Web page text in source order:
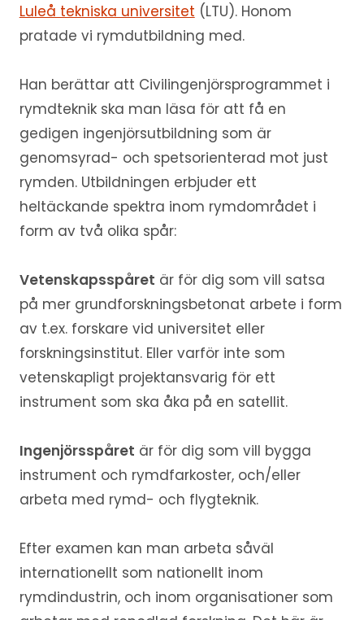
Luleå tekniska universitet (LTU). Honom
pratade vi rymdutbildning med.
Han berättar att Civilingenjörsprogrammet i
rymdteknik ska man läsa för att få en
gedigen ingenjörsutbildning som är
genomsyrad- och spetsorienterad mot just
rymden. Utbildningen erbjuder ett
heltäckande spektra inom rymdområdet i
form av två olika spår:
Vetenskapsspåret är för dig som vill satsa
på mer grundforskningsbetonat arbete i form
av t.ex. forskare vid universitet eller
forskningsinstitut. Eller varför inte som
vetenskapligt projektansvarig för ett
instrument som ska åka på en satellit.
Ingenjörsspåret är för dig som vill bygga
instrument och rymdfarkoster, och/eller
arbeta med rymd- och flygteknik.
Efter examen kan man arbeta såväl
internationellt som nationellt inom
rymdindustrin, och inom organisationer som